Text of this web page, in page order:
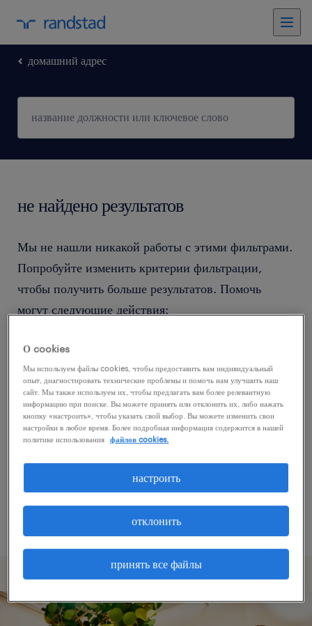
домашний адрес
не найдено результатов
Мы не нашли никакой работы с этими фильтрами.
Попробуйте изменить критерии фильтрации,
чтобы получить больше результатов. Помочь
могут следующие действия:
Попробуйте удалить некоторые из
примененных фильтров.
Вы искали работу в определенном месте?
Учтите возможность расширения диапазона
вокруг местонахождения.
Измените название должности или ключевые
слова и проверьте, правильно ли они
написаны.
О cookies
Мы используем файлы cookies, чтобы предоставить вам индивидуальный
опыт, диагностировать технические проблемы и помочь нам улучшить наш
сайт. Мы также используем их, чтобы предлагать вам более релевантную
информацию при поиске. Вы можете принять или отклонить их, либо нажать
кнопку «настроить», чтобы указать свой выбор. Вы можете изменить свои
настройки в любое время. Более подробная информация содержится в нашей
политике использования
файлов cookies.
принять все файлы
отклонить
настроить